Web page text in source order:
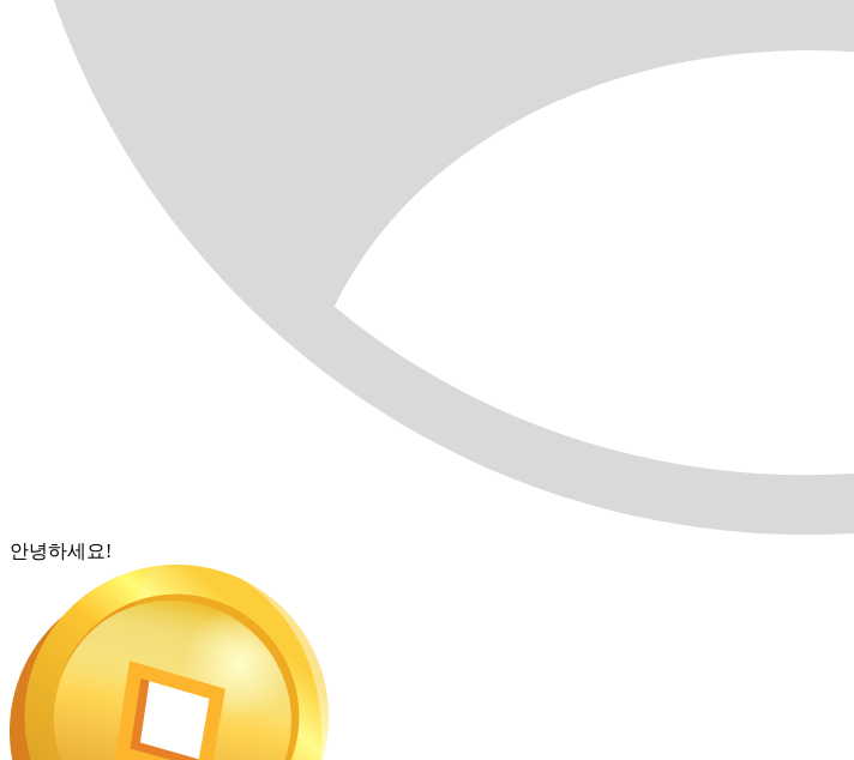
안녕하세요!